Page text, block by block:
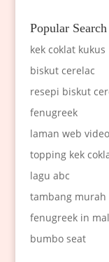
Popular
kek coklat kukus
biskut cerelac
resepi biskut
fenugreek
laman web
topping kek
lagu abc
tambang murah
fenugreek in
bumbo seat